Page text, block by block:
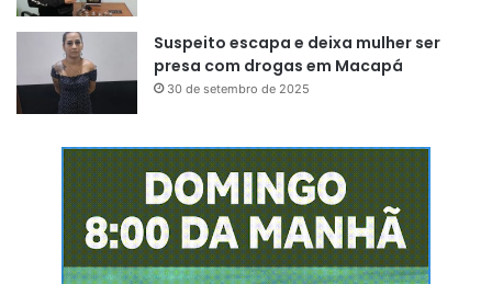
Suspeito escapa e deixa mulher ser
presa com drogas em Macapá
30 de setembro de 2025